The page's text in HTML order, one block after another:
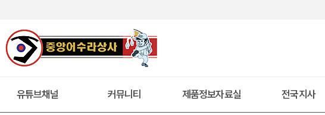
유튜브채널 커뮤니티 제품정보자료실 전국지사